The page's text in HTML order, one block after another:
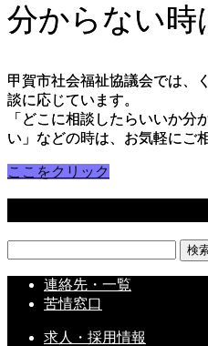
分からない時
甲賀市社会福祉協議会では、
談に応じています。
「どこに相談したらいいか分
い」などの時は、お気軽にご
ここをクリック
連絡先・一覧
苦情窓口
求人・採用情報